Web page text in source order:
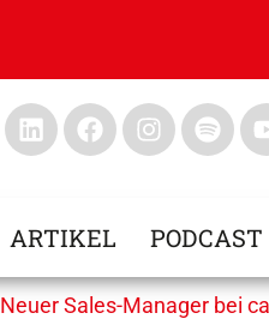
ARTIKEL PODCAST
Neuer Sales-Manager bei